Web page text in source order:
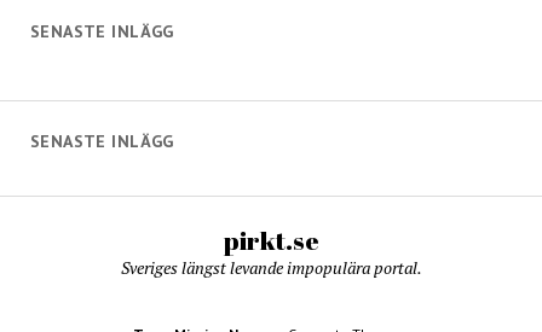
SENASTE INLÄGG
SENASTE INLÄGG
pirkt.se
Sveriges längst levande impopulära portal.